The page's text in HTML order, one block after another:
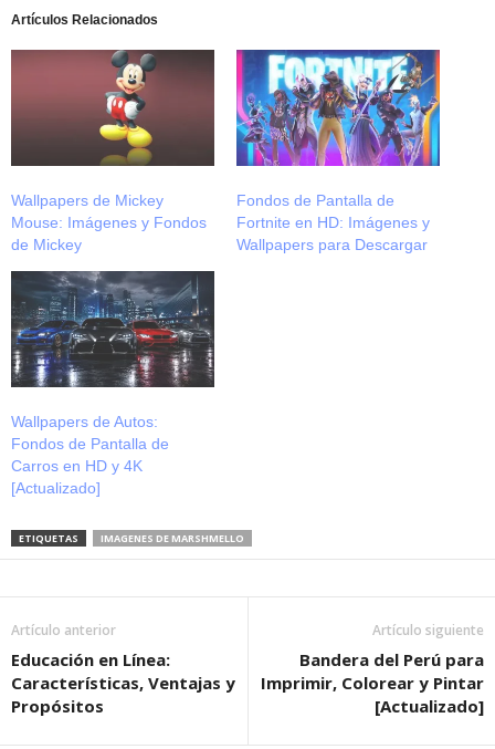
Artículos Relacionados
Wallpapers de Mickey
Mouse: Imágenes y Fondos
de Mickey
Fondos de Pantalla de
Fortnite en HD: Imágenes y
Wallpapers para Descargar
Wallpapers de Autos:
Fondos de Pantalla de
Carros en HD y 4K
[Actualizado]
ETIQUETAS IMAGENES DE MARSHMELLO
Artículo anterior
Educación en Línea:
Características, Ventajas y
Propósitos
Artículo siguiente
Bandera del Perú para
Imprimir, Colorear y Pintar
[Actualizado]